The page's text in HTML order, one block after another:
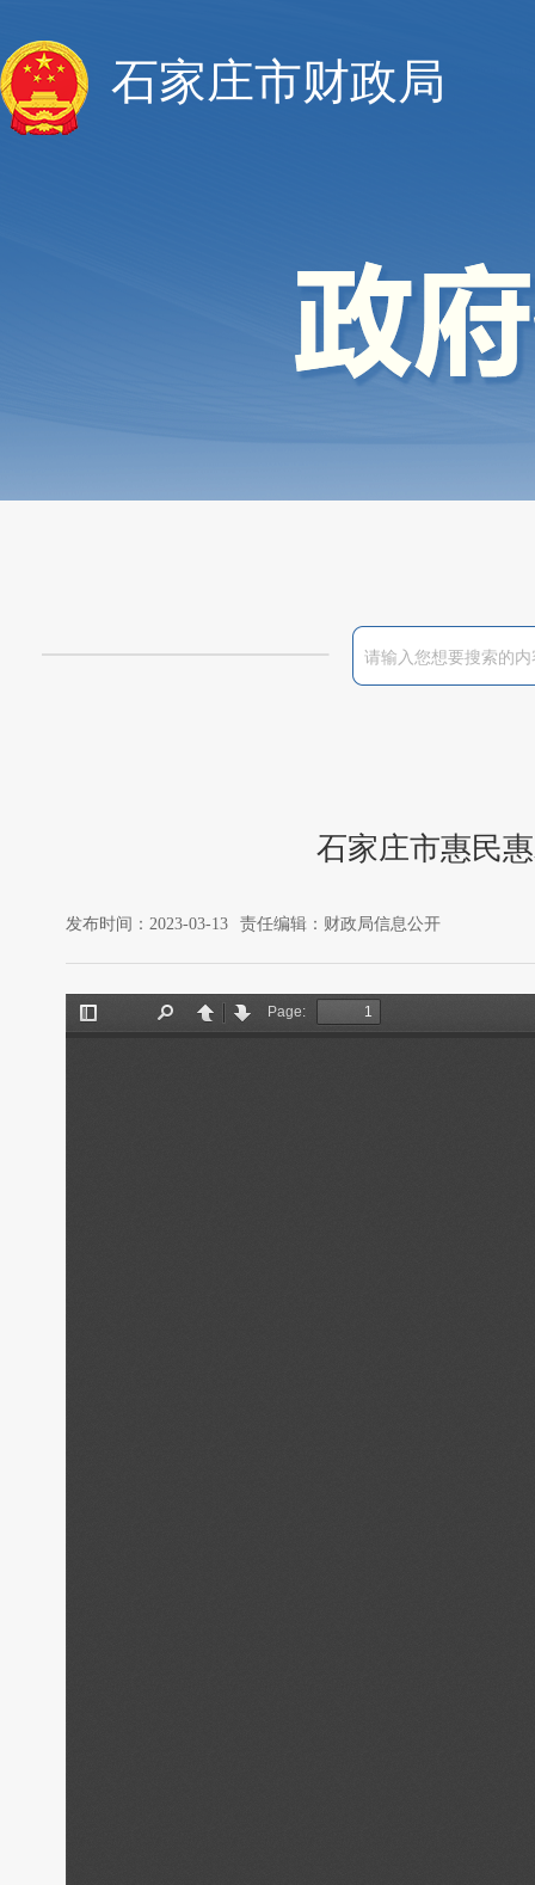
石家庄市财政局
石家庄市惠民
发布时间：2023-03-13 责任编辑：财政局信息公开